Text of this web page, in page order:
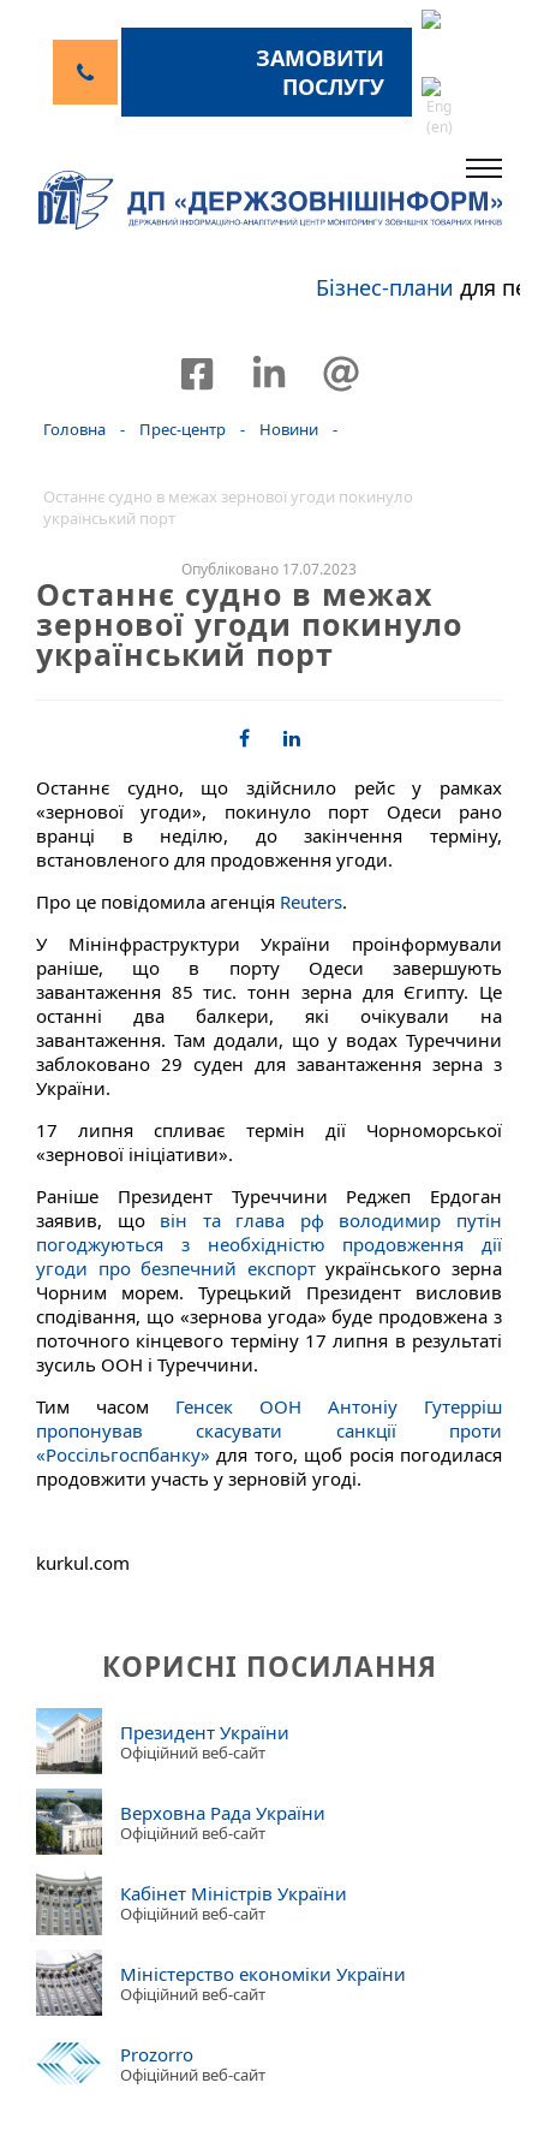
ЗАМОВИТИ
ПОСЛУГУ
Бізнес-планидля
Головна - Прес-центр - Новини -
Останнє судно в межах зернової угоди покинуло
український порт
Опубліковано 17.07.2023
Останнє судно в межах
зернової угоди покинуло
український порт
Останнє судно, що здійснило рейс у рамках
«зернової угоди», покинуло порт Одеси рано
вранці в неділю, до закінчення терміну,
встановленого для продовження угоди.
Про це повідомила агенція Reuters.
У Мінінфраструктури України проінформували
раніше, що в порту Одеси завершують
завантаження 85 тис. тонн зерна для Єгипту. Це
останні два балкери, які очікували на
завантаження. Там додали, що у водах Туреччини
заблоковано 29 суден для завантаження зерна з
України.
17 липня спливає термін дії Чорноморської
«зернової ініціативи».
Раніше Президент Туреччини Реджеп Ердоган
заявив, що він та глава рф володимир путін
погоджуються з необхідністю продовження дії
угоди про безпечний експортукраїнського зерна
Чорним морем. Турецький Президент висловив
сподівання, що «зернова угода» буде продовжена з
поточного кінцевого терміну 17 липня в результаті
зусиль ООН і Туреччини.
Тим часом Генсек ООН Антоніу Гутерріш
пропонував скасувати санкції проти
«Россільгоспбанку» для того, щоб росія погодилася
продовжити участь у зерновій угоді.
kurkul.com
КОРИСНІ ПОСИЛАННЯ
Президент України
Офіційний веб-сайт
Верховна Рада України
Офіційний веб-сайт
Кабінет Міністрів України
Офіційний веб-сайт
Міністерство економіки України
Офіційний веб-сайт
Prozorro
Офіційний веб-сайт